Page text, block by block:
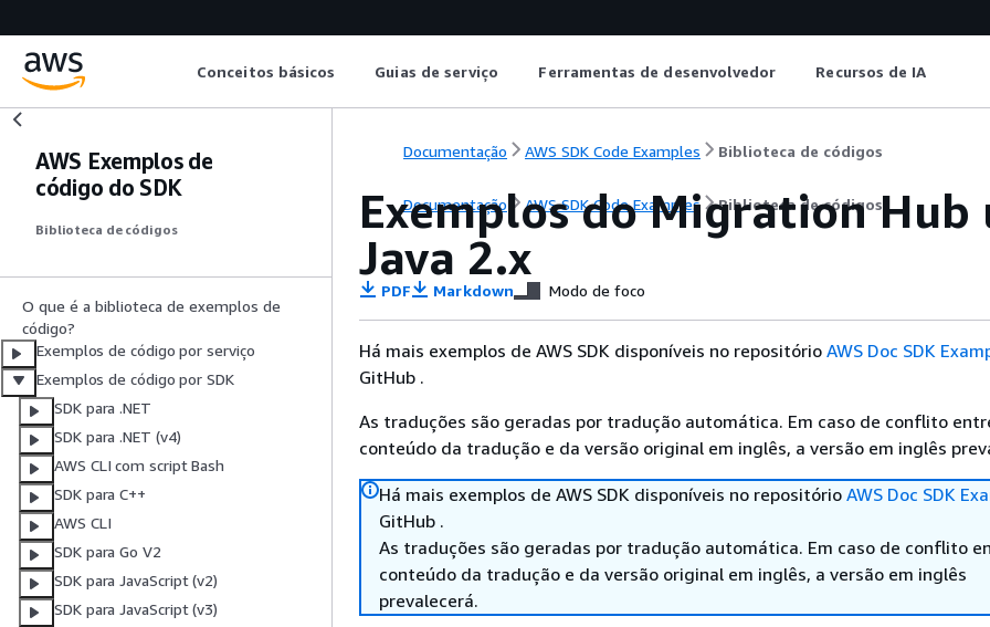
Conceitos básicos Guias de serviço Ferramentas de desenvolvedor Recursos de IA
AWS Exemplos de
código do SDK
Biblioteca de códigos
O que é a biblioteca de exemplos de
código?
Exemplos de código por serviço
Exemplos de código por SDK
SDK para .NET
SDK para .NET (v4)
AWS CLI com script Bash
SDK para C++
AWS CLI
SDK para Go V2
SDK para JavaScript (v2)
SDK para JavaScript (v3)
Documentação AWS SDK Code Examples Biblioteca de códigos
Documentação AWS SDK Code Examples Biblioteca de códigos
Exemplos do Migration Hub
Java 2.x
PDF Markdown Modo de foco
Há mais exemplos de AWS SDK disponíveis no repositório AWS Doc SDK
GitHub .
As traduções são geradas por tradução automática. Em caso de conflito
conteúdo da tradução e da versão original em inglês, a versão em inglês
Há mais exemplos de AWS SDK disponíveis no repositório AWS Doc SDK
GitHub .
As traduções são geradas por tradução automática. Em caso de conflito
conteúdo da tradução e da versão original em inglês, a versão em inglês
prevalecerá.